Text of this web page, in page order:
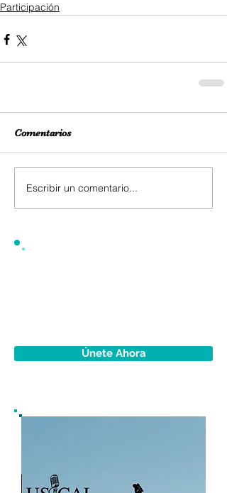
Participación
Comentarios
Escribir un comentario...
Únete Ahora